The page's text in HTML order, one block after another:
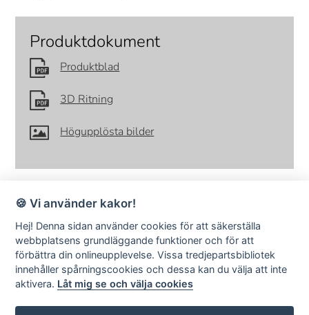
Produktdokument
Produktblad
3D Ritning
Högupplösta bilder
SMD Design · Idrottsvägen 4 · S-333 75 Reftele Sweden · tel +46
(0)371-207 60 ·info@smddesign.se
StudioB3 Showroom · Barnhusgatan 3 · S-111 23 Stockholm · tel
🍪 Vi använder kakor!
Hej! Denna sidan använder cookies för att säkerställa
webbplatsens grundläggande funktioner och för att
förbättra din onlineupplevelse. Vissa tredjepartsbibliotek
innehåller spårningscookies och dessa kan du välja att inte
aktivera. Låt mig se och välja cookies